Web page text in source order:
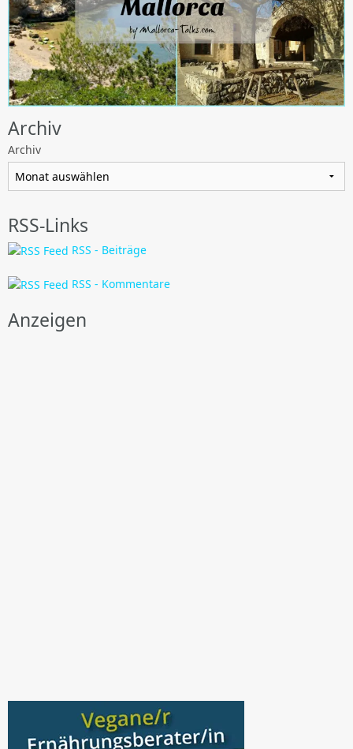
Archiv
Archiv
RSS-Links
RSS - Beiträge
RSS - Kommentare
Anzeigen